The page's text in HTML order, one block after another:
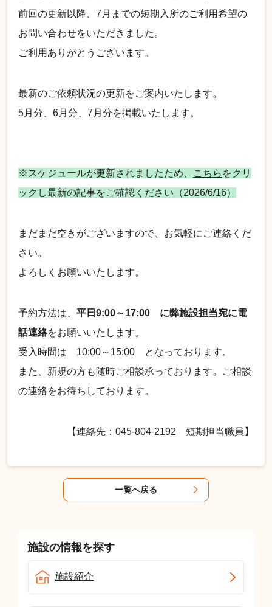
前回の更新以降、7月までの短期入所のご利用希望の
お問い合わせをいただきました。
ご利用ありがとうございます。
最新のご依頼状況の更新をご案内いたします。
5月分、6月分、7月分を掲載いたします。
※スケジュールが更新されましたため、 こちら をクリ
ックし最新の記事をご確認ください（2026/6/16）
まだまだ空きがございますので、お気軽にご連絡くだ
さい。
よろしくお願いいたします。
予約方法は、 平日9:00～17:00 に弊施設担当宛に電
話連絡をお願いいたします。
受入時間は 10:00～15:00 となっております。
また、新規の方も随時ご相談承っております。ご相談
の連絡をお待ちしております。
【連絡先：045-804-2192 短期担当職員】
一覧へ戻る
施設の情報を探す
施設紹介